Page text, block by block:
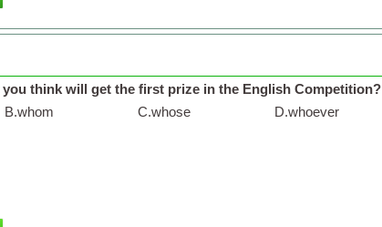
you think will get the first prize in the English Competition?
B.whom C.whose D.whoever